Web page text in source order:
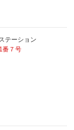
テーション
番７号